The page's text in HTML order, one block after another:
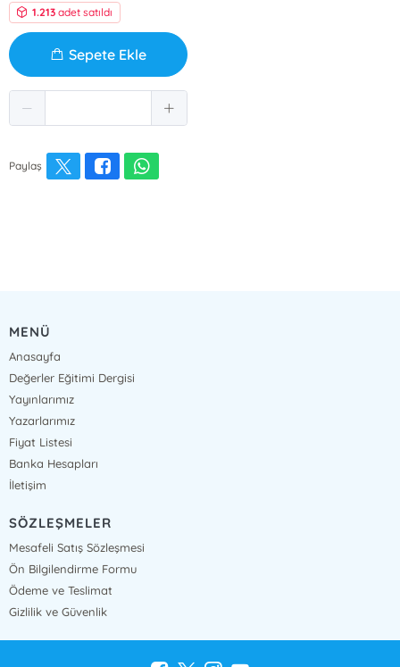
1.213 adet satıldı
Sepete Ekle
Paylaş
MENÜ
Anasayfa
Değerler Eğitimi Dergisi
Yayınlarımız
Yazarlarımız
Fiyat Listesi
Banka Hesapları
İletişim
SÖZLEŞMELER
Mesafeli Satış Sözleşmesi
Ön Bilgilendirme Formu
Ödeme ve Teslimat
Gizlilik ve Güvenlik